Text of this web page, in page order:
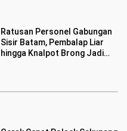
Ratusan Personel Gabungan
Sisir Batam, Pembalap Liar
hingga Knalpot Brong Jadi